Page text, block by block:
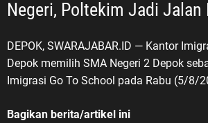
DEPOK, SWARAJABAR.ID — Kantor
Depok memilih SMA Negeri 2 Depok
Imigrasi Go To School pada Rabu (5/8/
Bagikan berita/artikel ini